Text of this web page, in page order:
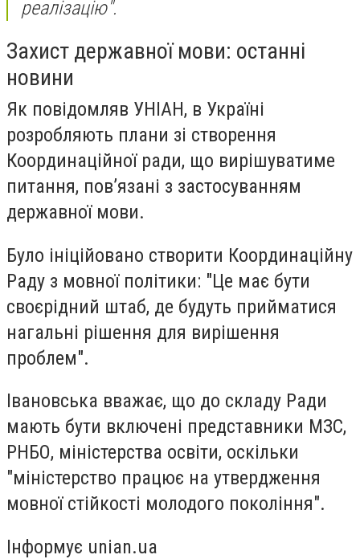
реалізацію".
Захист державної мови: останні
новини
Як повідомляв УНІАН, в Україні
розробляють плани зі створення
Координаційної ради, що вирішуватиме
питання, пов’язані з застосуванням
державної мови.
Було ініційовано створити Координаційну
Раду з мовної політики: "Це має бути
своєрідний штаб, де будуть прийматися
нагальні рішення для вирішення
проблем".
Івановська вважає, що до складу Ради
мають бути включені представники МЗС,
РНБО, міністерства освіти, оскільки
"міністерство працює на утвердження
мовної стійкості молодого покоління".
Інформує unian.ua